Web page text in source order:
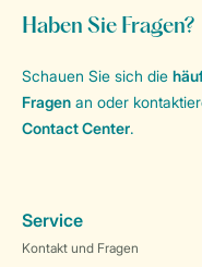
Haben Sie Fragen?
Schauen Sie sich die
Fragen an oder
Contact Center.
Service
Kontakt und Fragen